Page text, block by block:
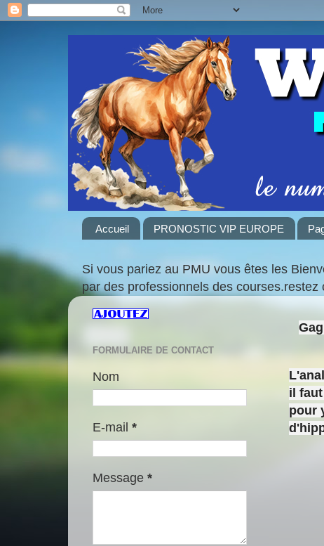
Accueil PRONOSTIC VIP EUROPE
Si vous pariez au PMU vous êtes les
par des professionnels des
il
pour
FORMULAIRE DE CONTACT
Nom
E-mail *
Message *